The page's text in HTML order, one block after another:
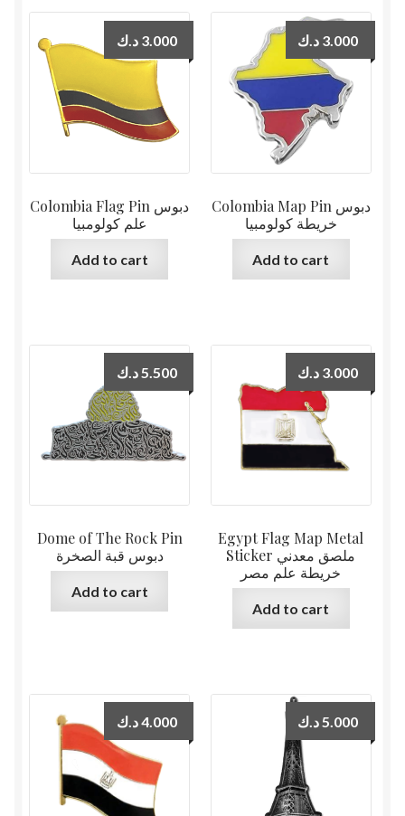
Colombia Flag Pin دبوس
علم كولومبيا
3.000 د.ك
Add to cart
Colombia Map Pin دبوس
خريطة كولومبيا
3.000 د.ك
Add to cart
Dome of The Rock Pin
دبوس قبة الصخرة
5.500د.ك
Add to cart
Egypt Flag Map Metal
Sticker ملصق معدني
خريطة علم مصر
3.000 د.ك
Add to cart
4.000د.ك 5.000د.ك